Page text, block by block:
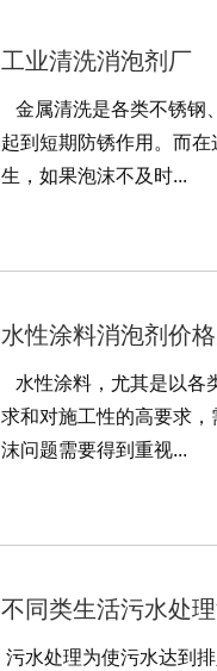
工业清洗消泡剂厂
金属清洗是各类不锈钢
起到短期防锈作用。而
生，如果泡沫不及时...
水性涂料消泡剂价
水性涂料，尤其是以各
求和对施工性的高要求
沫问题需要得到重视...
不同类生活污水处
污水处理为使污水达到